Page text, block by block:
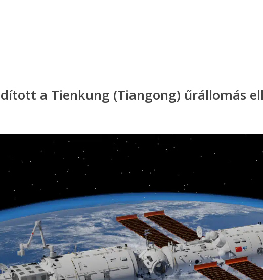
a Tienkung (Tiangong) űrállomás